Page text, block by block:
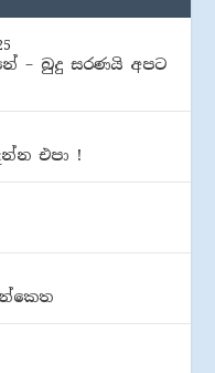
– බුදු සරණයි අපට
එපා !